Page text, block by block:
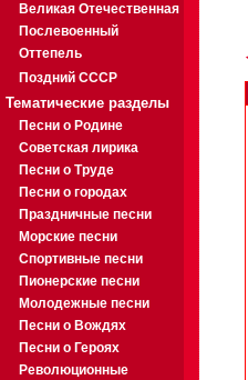
Великая Отечественная
Послевоенный
Оттепель
Поздний СССР
Тематические разделы
Песни о Родине
Советская лирика
Песни о Труде
Песни о городах
Праздничные песни
Морские песни
Спортивные песни
Пионерские песни
Молодежные песни
Песни о Вождях
Песни о Героях
Революционные